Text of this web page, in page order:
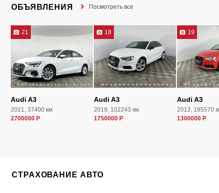
ОБЪЯВЛЕНИЯ Посмотреть все
21
Audi A3
2021, 37400 км
2700000 Р
18
Audi A3
2019, 102243 км
1750000 Р
19
Audi A3
2013, 195570
1300000 Р
СТРАХОВАНИЕ АВТО